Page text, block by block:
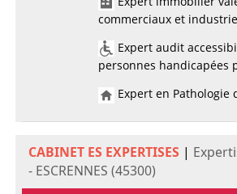
commerciaux et
Expert audit
personnes handicapées
Expert en Pathologie
CABINET ES EXPERTISES |
- ESCRENNES (45300)